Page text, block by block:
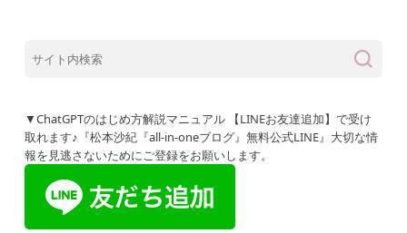
▼ChatGPTのはじめ方解説マニュアル 【LINEお友達追加】で受け
取れます♪『松本沙紀『all-in-oneブログ』無料公式LINE』大切な情
報を見逃さないためにご登録をお願いします。